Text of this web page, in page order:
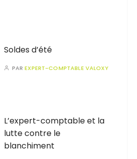
Soldes d’été
PAREXPERT-COMPTABLE VALOXY
L’expert-comptable et la
lutte contre le
blanchiment